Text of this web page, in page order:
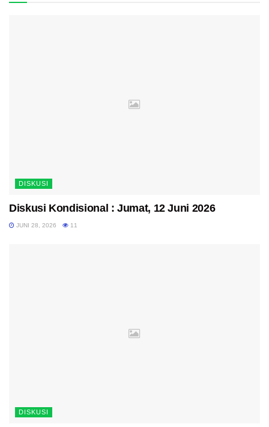
DISKUSI
Diskusi Kondisional : Jumat, 12 Juni 2026
JUNI 28, 2026 11
DISKUSI